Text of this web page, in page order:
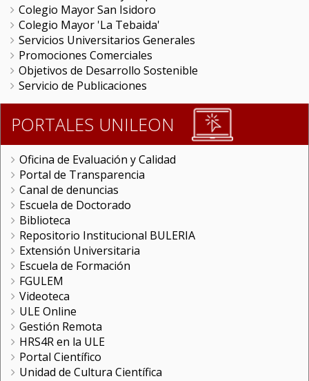
Colegio Mayor San Isidoro
Colegio Mayor 'La Tebaida'
Servicios Universitarios Generales
Promociones Comerciales
Objetivos de Desarrollo Sostenible
Servicio de Publicaciones
PORTALES UNILEON
Oficina de Evaluación y Calidad
Portal de Transparencia
Canal de denuncias
Escuela de Doctorado
Biblioteca
Repositorio Institucional BULERIA
Extensión Universitaria
Escuela de Formación
FGULEM
Videoteca
ULE Online
Gestión Remota
HRS4R en la ULE
Portal Científico
Unidad de Cultura Científica